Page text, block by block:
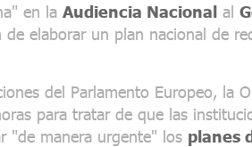
en la Audiencia Nacional al
elaborar un plan nacional de
del Parlamento Europeo, la
para tratar de que las
"de manera urgente" los planes